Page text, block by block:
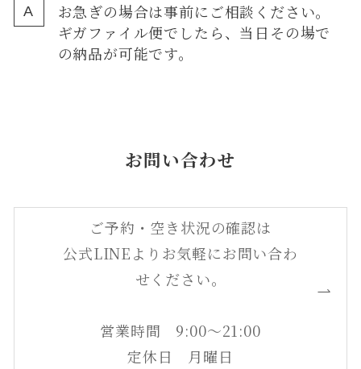
お急ぎの場合は事前にご相談ください。
ギガファイル便でしたら、当日その場で
の納品が可能です。
お問い合わせ
ご予約・空き状況の確認は
公式LINEよりお気軽にお問い合わ
せください。
営業時間 9:00～21:00
定休日 月曜日